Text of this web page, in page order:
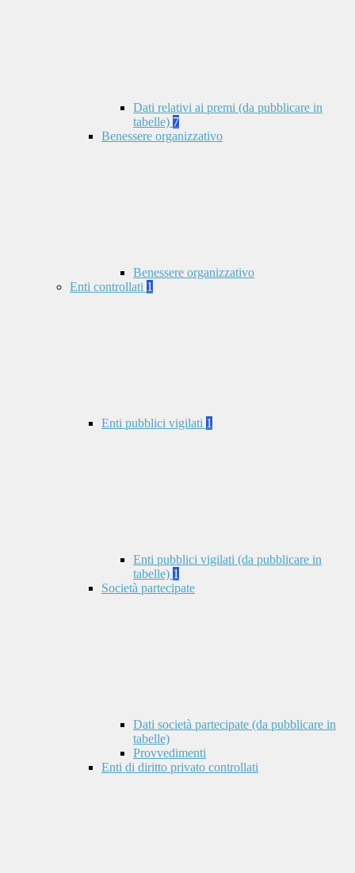
Dati relativi ai premi (da pubblicare in
tabelle) 7
Benessere organizzativo
Benessere organizzativo
Enti controllati 1
Enti pubblici vigilati 1
Enti pubblici vigilati (da pubblicare in
tabelle) 1
Società partecipate
Dati società partecipate (da pubblicare in
tabelle)
Provvedimenti
Enti di diritto privato controllati